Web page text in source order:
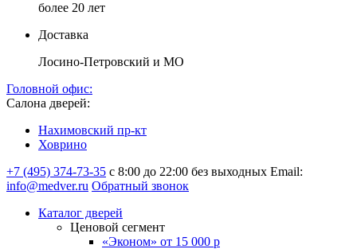
более 20 лет
Доставка
Лосино-Петровский и МО
Головной офис:
Салона дверей:
Нахимовский пр-кт
Ховрино
+7 (495) 374-73-35 с 8:00 до 22:00 без выходных Email:
info@medver.ru Обратный звонок
Каталог дверей
Ценовой сегмент
«Эконом» от 15 000 р